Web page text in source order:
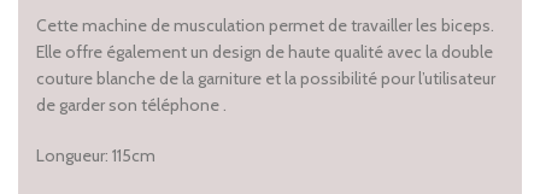
Cette machine de musculation permet de travailler les biceps.
Elle offre également un design de haute qualité avec la double
couture blanche de la garniture et la possibilité pour l’utilisateur
de garder son téléphone .
Longueur: 115cm